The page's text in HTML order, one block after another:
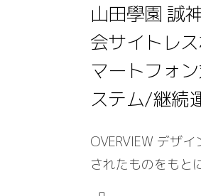
山田學園 誠
会サイトレ
マートフォ
ステム/継続
OVERVIEW デザ
されたものをもと